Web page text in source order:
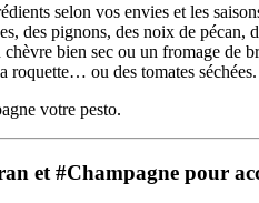
selon vos envies et les
des pignons, des noix de pécan,
bien sec ou un fromage de
roquette… ou des tomates séchées.
votre pesto.
et #Champagne pour